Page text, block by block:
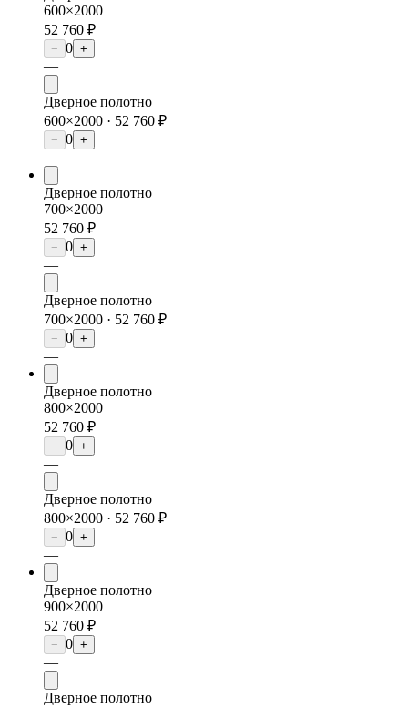
600×2000
52 760 ₽
− 0 +
—
Дверное полотно
600×2000 · 52 760 ₽
− 0 +
—
Дверное полотно
700×2000
52 760 ₽
− 0 +
—
Дверное полотно
700×2000 · 52 760 ₽
− 0 +
—
Дверное полотно
800×2000
52 760 ₽
− 0 +
—
Дверное полотно
800×2000 · 52 760 ₽
− 0 +
—
Дверное полотно
900×2000
52 760 ₽
− 0 +
—
Дверное полотно